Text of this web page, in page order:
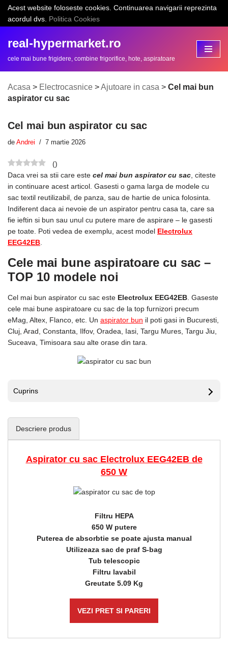
Sari
conținut
Acest website foloseste cookies. Continuarea navigarii reprezinta
acordul dvs. Politica Cookies
real-hypermarket.ro
cele mai bune frigidere, combine frigorifice, hote, aspiratoare
Acasa > Electrocasnice >Ajutoare in casa > Cel mai bun
aspirator cu sac
Cel mai bun aspirator cu sac
de Andrei 7 martie 2026
()
Daca vrei sa stii care este cel mai bun aspirator cu sac , citeste
in continuare acest articol. Gasesti o gama larga de modele cu
sac textil reutilizabil, de panza, sau de hartie de unica folosinta.
Indiferent daca ai nevoie de un aspirator pentru casa ta, care sa
fie ieftin si bun sau unul cu putere mare de aspirare – le gasesti
pe toate. Poti vedea de exemplu, acest model Electrolux
EEG42EB
Cele mai bune aspiratoare cu sac –
TOP 10 modele noi
Cel mai bun aspirator cu sac este Electrolux EEG42EB . Gaseste
cele mai bune aspiratoare cu sac de la top furnizori precum
eMag, Altex, Flanco, etc. Un aspirator bun il poti gasi in Bucuresti,
Cluj, Arad, Constanta, Ilfov, Oradea, Iasi, Targu Mures, Targu Jiu,
Suceava, Timisoara sau alte orase din tara.
Cuprins
Descriere produs
Aspirator cu sac Electrolux EEG42EB de
650 W
Filtru HEPA
650 W putere
Puterea de absorbtie se poate ajusta manual
Utilizeaza sac de praf S-bag
Tub telescopic
Filtru lavabil
Greutate 5.09 Kg
VEZI PRET SI PARERI